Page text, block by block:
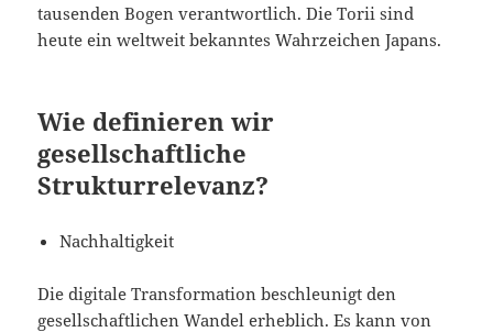
tausenden Bogen verantwortlich. Die Torii sind
heute ein weltweit bekanntes Wahrzeichen Japans.
Wie definieren wir
gesellschaftliche
Strukturrelevanz?
Nachhaltigkeit
Die digitale Transformation beschleunigt den
gesellschaftlichen Wandel erheblich. Es kann von